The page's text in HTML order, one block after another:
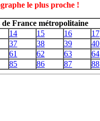
le plus proche !
France métropolitaine
14 15 16 17
37 38 39 40
61 62 63 64
85 86 87 88